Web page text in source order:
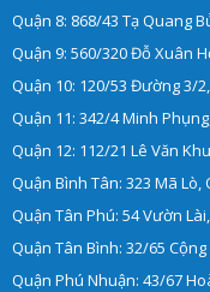
Quận 8: 868/43 Tạ Quang
Quận 9: 560/320 Đỗ Xuân
Quận 10: 120/53 Đường 3/
Quận 11: 342/4 Minh
Quận 12: 112/21 Lê Văn
Quận Bình Tân: 323 Mã Lò,
Quận Tân Phú: 54 Vườn
Quận Tân Bình: 32/65
Quận Phú Nhuận: 43/67